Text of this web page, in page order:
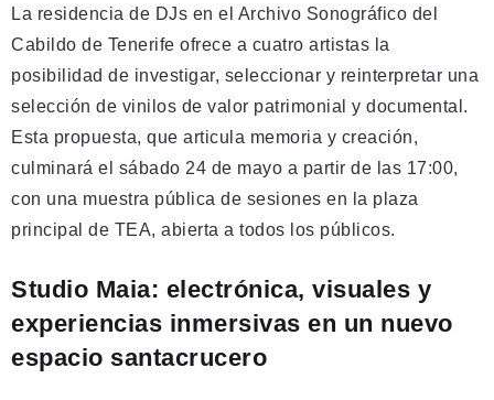
La residencia de DJs en el Archivo Sonográfico del
Cabildo de Tenerife ofrece a cuatro artistas la
posibilidad de investigar, seleccionar y reinterpretar una
selección de vinilos de valor patrimonial y documental.
Esta propuesta, que articula memoria y creación,
culminará el sábado 24 de mayo a partir de las 17:00,
con una muestra pública de sesiones en la plaza
principal de TEA, abierta a todos los públicos.
Studio Maia: electrónica, visuales y
experiencias inmersivas en un nuevo
espacio santacrucero